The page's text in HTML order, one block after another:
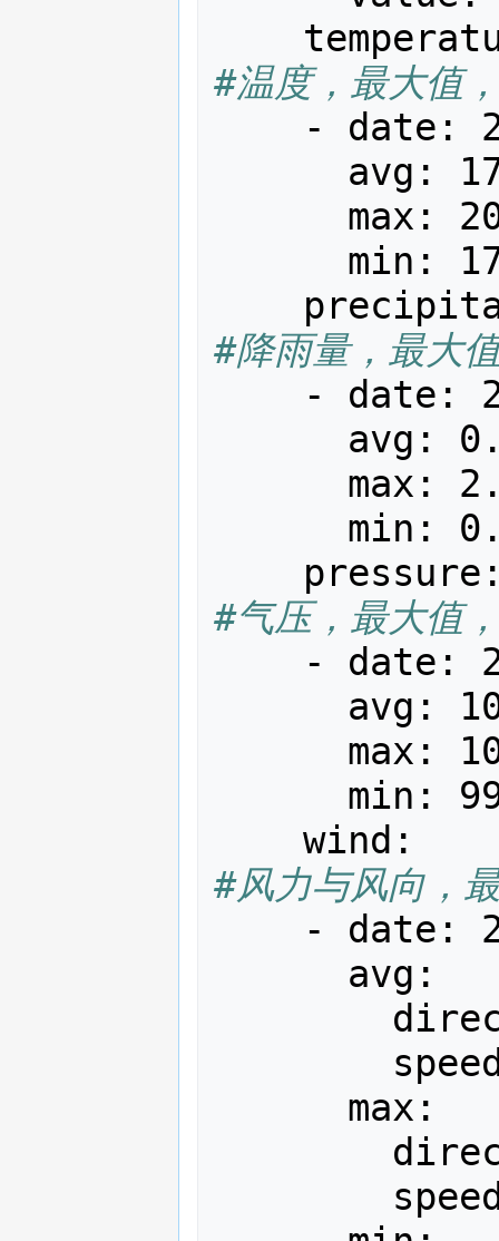
#温度，最大值
-
date :
avg :
max :
min :
#降雨量，最大
-
date :
avg :
max :
min :
pressure
#气压，最大值
-
date :
avg :
max :
min :
wind :
#风力与风向，
-
date :
avg :
max :